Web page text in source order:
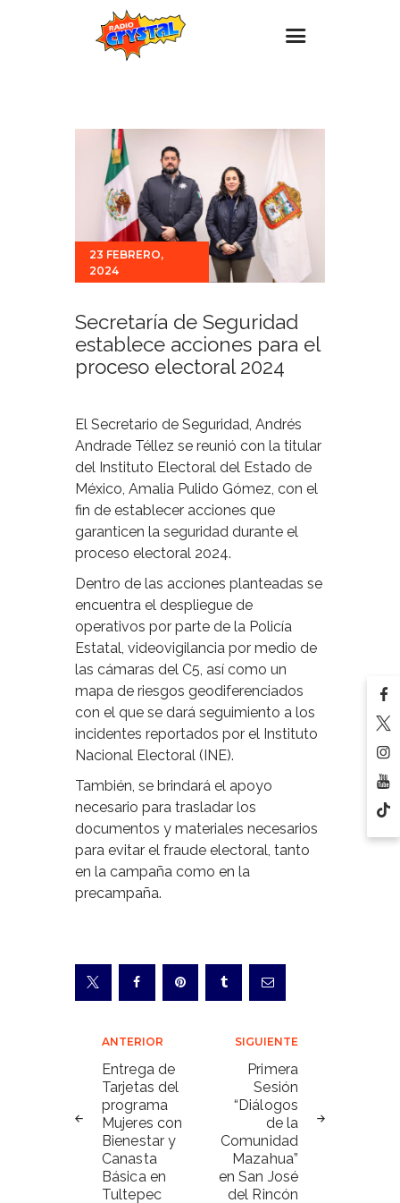
Estaciones
Eventos
Promociones
Noticias
Para ti
23 FEBRERO,
2024
Secretaría de Seguridad
establece acciones para el
proceso electoral 2024
El Secretario de Seguridad, Andrés
Andrade Téllez se reunió con la titular
del Instituto Electoral del Estado de
México, Amalia Pulido Gómez, con el
fin de establecer acciones que
garanticen la seguridad durante el
proceso electoral 2024.
Dentro de las acciones planteadas se
encuentra el despliegue de
operativos por parte de la Policía
Estatal, videovigilancia por medio de
las cámaras del C5, así como un
mapa de riesgos geodiferenciados
con el que se dará seguimiento a los
incidentes reportados por el Instituto
Nacional Electoral (INE).
También, se brindará el apoyo
necesario para trasladar los
documentos y materiales necesarios
para evitar el fraude electoral, tanto
en la campaña como en la
precampaña.
Navegación
de
entradas
ANTERIOR
Entrega de
Tarjetas del
programa
Mujeres con
Bienestar y
Canasta
Básica en
Tultepec
SIGUIENTE
Primera
Sesión
“Diálogos
de la
Comunidad
Mazahua”
en San José
del Rincón